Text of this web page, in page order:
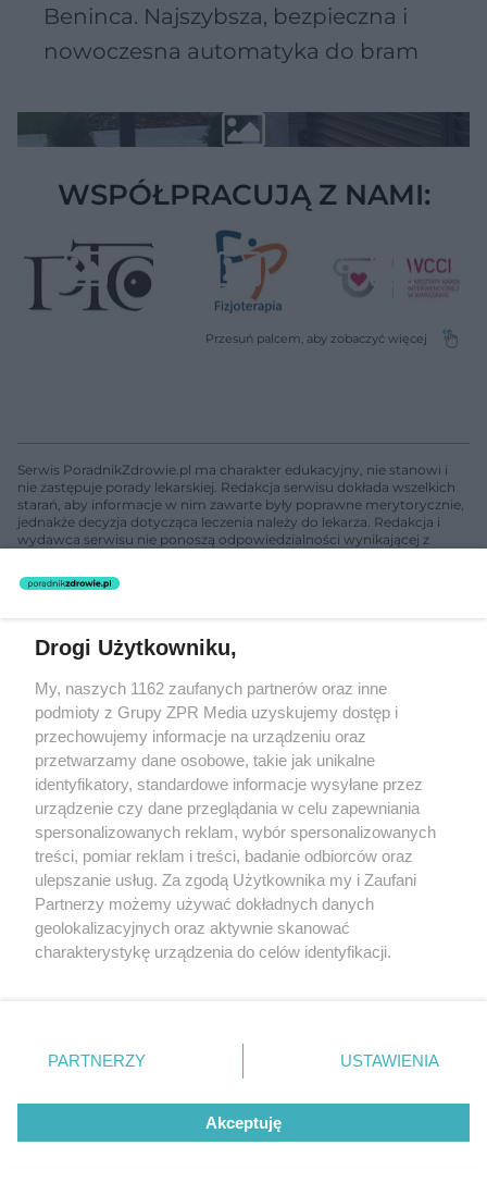
Beninca. Najszybsza, bezpieczna i
nowoczesna automatyka do bram
WSPÓŁPRACUJĄ Z NAMI:
Serwis PoradnikZdrowie.pl ma charakter edukacyjny, nie stanowi i
nie zastępuje porady lekarskiej. Redakcja serwisu dokłada wszelkich
starań, aby informacje w nim zawarte były poprawne merytorycznie,
jednakże decyzja dotycząca leczenia należy do lekarza. Redakcja i
wydawca serwisu nie ponoszą odpowiedzialności wynikającej z
nie prowadzi działalności leczniczej polegającej na udzielaniu
świadczeń zdrowotnych w rozumieniu art. 3 ust 1 ustawy o
Żaden utwór zamieszczony w serwisie nie może być powielany i
rozpowszechniany lub dalej rozpowszechniany w jakikolwiek sposób
(w tym także elektroniczny lub mechaniczny) na jakimkolwiek polu
eksploatacji w jakiejkolwiek formie, włącznie z umieszczaniem w
Internecie bez pisemnej zgody właściciela praw. Jakiekolwiek użycie
lub wykorzystanie utworów w całości lub w części z naruszeniem
prawa, tzn. bez właściwej zgody, jest zabronione pod groźbą kary i
może być ścigane prawnie.
O nas
Nasze serwisy
Drogi Użytkowniku,
My, naszych 1162 zaufanych partnerów oraz inne
podmioty z Grupy ZPR Media uzyskujemy dostęp i
przechowujemy informacje na urządzeniu oraz
przetwarzamy dane osobowe, takie jak unikalne
identyfikatory, standardowe informacje wysyłane przez
urządzenie czy dane przeglądania w celu zapewniania
spersonalizowanych reklam, wybór spersonalizowanych
treści, pomiar reklam i treści, badanie odbiorców oraz
ulepszanie usług. Za zgodą Użytkownika my i Zaufani
Partnerzy możemy używać dokładnych danych
geolokalizacyjnych oraz aktywnie skanować
charakterystykę urządzenia do celów identyfikacji.
zmienić/wycofać klikając przycisk ustawień prywatności
znajdujący się w lewym dolnym rogu strony
rodzaje przetwarzania danych nie wymagają zgody
użytkownika, ale masz prawo sprzeciwić się takiemu
przetwarzaniu. Preferencje będą miały zastosowanie tylko
PARTNERZY USTAWIENIA
Akceptuję